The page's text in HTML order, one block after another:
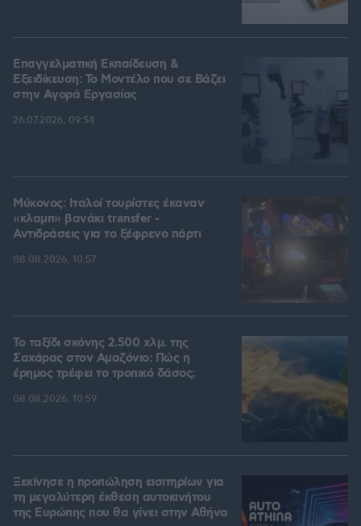
Επαγγελματική Εκπαίδευση &
Εξειδίκευση: Το Mοντέλο που σε Bάζει
στην Aγορά Eργασίας
26.07.2026, 09:54
Μύκονος: Ιταλοί τουρίστες έκαναν
«κλαμπ» βανάκι transfer -
Αντιδράσεις για το ξέφρενο πάρτι
08.08.2026, 10:57
Το ταξίδι σκόνης 2.500 χλμ. της
Σαχάρας στον Αμαζόνιο: Πώς η
έρημος τρέφει το τροπικό δάσος;
08.08.2026, 10:59
Ξεκίνησε η προπώληση εισιτηρίων για
τη μεγαλύτερη έκθεση αυτοκινήτου
της Ευρώπης που θα γίνει στην Αθήνα